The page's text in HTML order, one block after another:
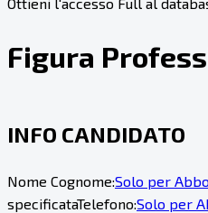
Figura
INFO CANDIDATO
Nome Cognome:Solo per
specificataTelefono:Solo per